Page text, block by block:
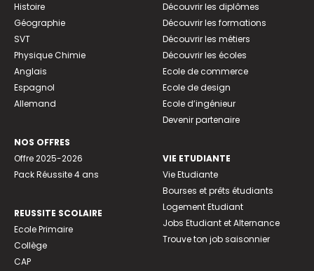
Histoire
Géographie
SVT
Physique Chimie
Anglais
Espagnol
Allemand
NOS OFFRES
Offre 2025-2026
Pack Réussite 4 ans
REUSSITE SCOLAIRE
Ecole Primaire
Collège
CAP
Découvrir les diplômes
Découvrir les formations
Découvrir les métiers
Découvrir les écoles
Ecole de commerce
Ecole de design
Ecole d’ingénieur
Devenir partenaire
VIE ETUDIANTE
Vie Etudiante
Bourses et prêts étudiants
Logement Etudiant
Jobs Etudiant et Alternance
Trouve ton job saisonnier